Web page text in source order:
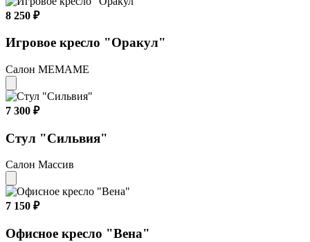
8 250 ₽
Игровое кресло "Оракул"
Салон МЕМАМЕ
7 300 ₽
Стул "Сильвия"
Салон Массив
7 150 ₽
Офисное кресло "Вена"